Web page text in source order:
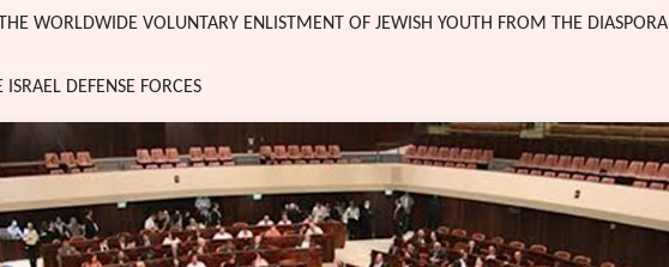
WORLDWIDE VOLUNTARY ENLISTMENT OF JEWISH YOUTH FROM THE DIASPORA
ISRAEL DEFENSE FORCES